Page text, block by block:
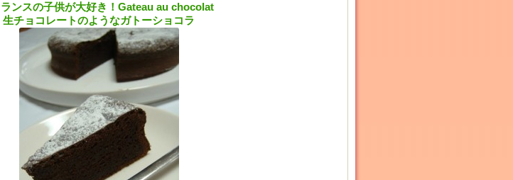
ンスの子供が大好き！Gateau au chocolat
生チョコレートのようなガトーショコラ